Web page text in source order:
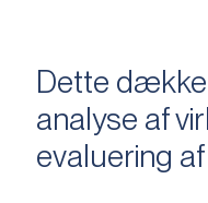
Dette
analyse af
evaluering